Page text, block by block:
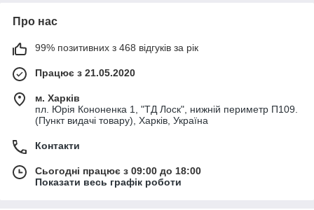
Про нас
99% позитивних з 468 відгуків за рік
Працює з 21.05.2020
м. Харків
пл. Юрія Кононенка 1, "ТД Лоск", нижній периметр П109.
(Пункт видачі товару), Харків, Україна
Контакти
Сьогодні працює з 09:00 до 18:00
Показати весь графік роботи